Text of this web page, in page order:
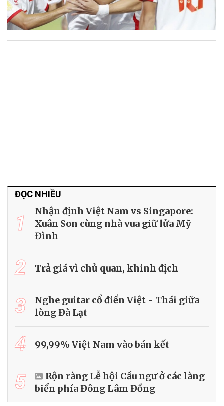
ĐỌC NHIỀU
1
Nhận định Việt Nam vs Singapore:
Xuân Son cùng nhà vua giữ lửa Mỹ
Đình
2 Trả giá vì chủ quan, khinh địch
3
Nghe guitar cổ điển Việt - Thái giữa
lòng Đà Lạt
4 99,99% Việt Nam vào bán kết
5
Rộn ràng Lễ hội Cầu ngư ở các làng
biển phía Đông Lâm Đồng